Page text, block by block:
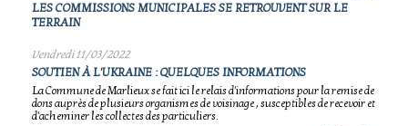
LES COMMISSIONS MUNICIPALES SE RETROUVENT SUR LE
TERRAIN
Vendredi 11/03/2022
SOUTIEN À L'UKRAINE : QUELQUES INFORMATIONS
La Commune de Marlieux se fait ici le relais d'informations pour la remise de
dons auprès de plusieurs organismes de voisinage , susceptibles de recevoir et
d'acheminer les collectes des particuliers.